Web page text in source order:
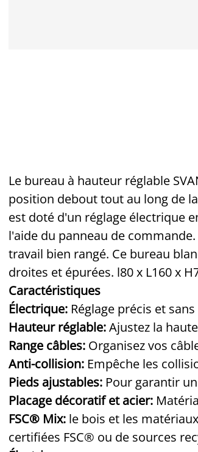
Le bureau à hauteur réglable
position debout tout au long de
est doté d'un réglage électrique
l'aide du panneau de
travail bien rangé. Ce bureau
droites et épurées. l80 x L160 x
Caractéristiques
Électrique: Réglage précis et
Hauteur réglable:Ajustez la
Range câbles: Organisez vos
Anti-collision: Empêche les
Pieds ajustables: Pour garantir
Placage décoratif et acier:
FSC® Mix: le bois et les
certifiées FSC® ou de sources